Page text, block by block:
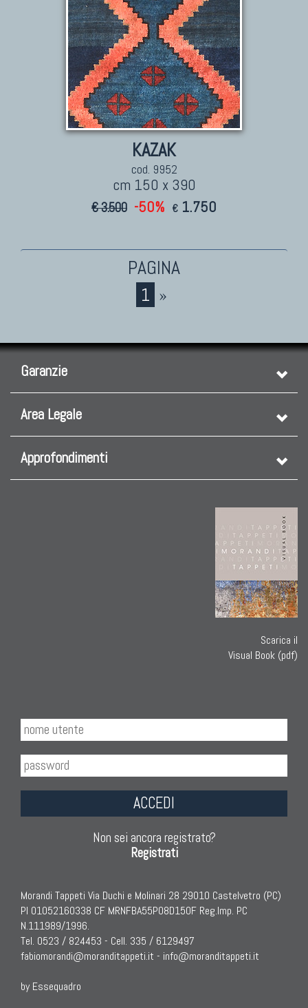
KAZAK
cod. 9952
cm 150 x 390
€ 3.500 -50% € 1.750
1 »
Garanzie
Area Legale
Approfondimenti
Scarica il
Visual Book (pdf)
ACCEDI
Non sei ancora registrato?
Registrati
Morandi Tappeti Via Duchi e Molinari 28 29010 Castelvetro (PC)
PI 01052160338 CF MRNFBA55P08D150F Reg.Imp. PC
N.111989/1996.
Tel. 0523 / 824453 - Cell. 335 / 6129497
fabiomorandi@moranditappeti.it - info@moranditappeti.it
by Essequadro